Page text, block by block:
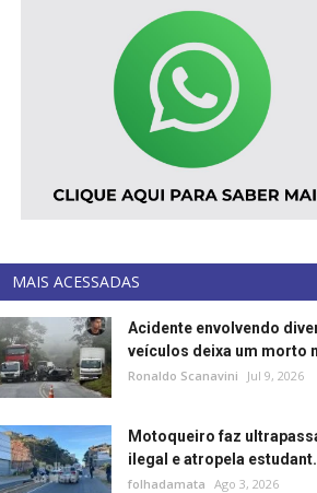
MAIS ACESSADAS
Acidente envolvendo
veículos deixa um morto
Ronaldo Scanavini Jul 9, 2026
Motoqueiro faz
ilegal e atropela
folhadamata Ago 3, 2026